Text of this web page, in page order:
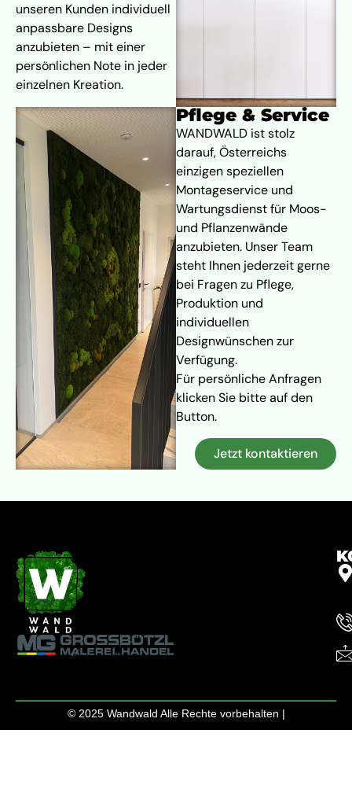
unseren Kunden individuell
anpassbare Designs
anzubieten – mit einer
persönlichen Note in jeder
einzelnen Kreation.
Pflege & Service
WANDWALD ist stolz
darauf, Österreichs
einzigen speziellen
Montageservice und
Wartungsdienst für Moos-
und Pflanzenwände
anzubieten. Unser Team
steht Ihnen jederzeit gerne
bei Fragen zu Pflege,
Produktion und
individuellen
Designwünschen zur
Verfügung.
Für persönliche Anfragen
klicken Sie bitte auf den
Button.
Jetzt kontaktieren
© 2025 Wandwald Alle Rechte vorbehalten |